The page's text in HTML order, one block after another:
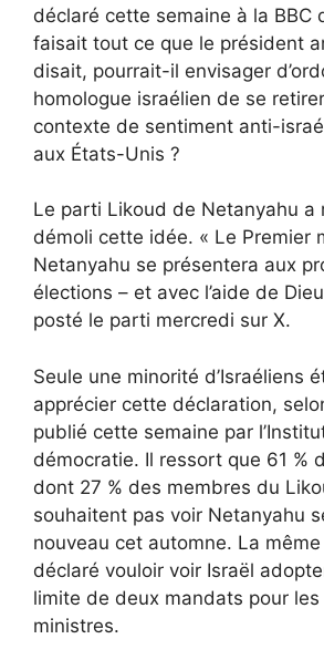
déclaré cette semaine à la BBC
faisait tout ce que le président
disait, pourrait-il envisager
homologue israélien de se
contexte de sentiment anti-
aux États-Unis ?
Le parti Likoud de Netanyahu a
démoli cette idée. « Le Premier
Netanyahu se présentera aux
élections – et avec l’aide de
posté le parti mercredi sur X.
Seule une minorité d’Israéliens
apprécier cette déclaration,
publié cette semaine par
démocratie. Il ressort que 61 %
dont 27 % des membres du
souhaitent pas voir Netanyahu
nouveau cet automne. La
déclaré vouloir voir Israël
limite de deux mandats pour les
ministres.